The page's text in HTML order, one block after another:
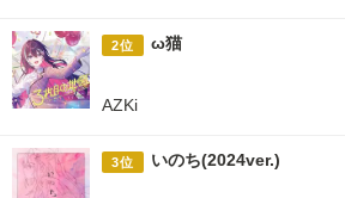
2位 ω猫
AZKi
3位 いのち(2024ver.)